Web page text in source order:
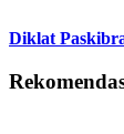
Diklat